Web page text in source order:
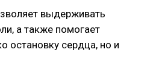
выдерживать
а также помогает
остановку сердца, но и